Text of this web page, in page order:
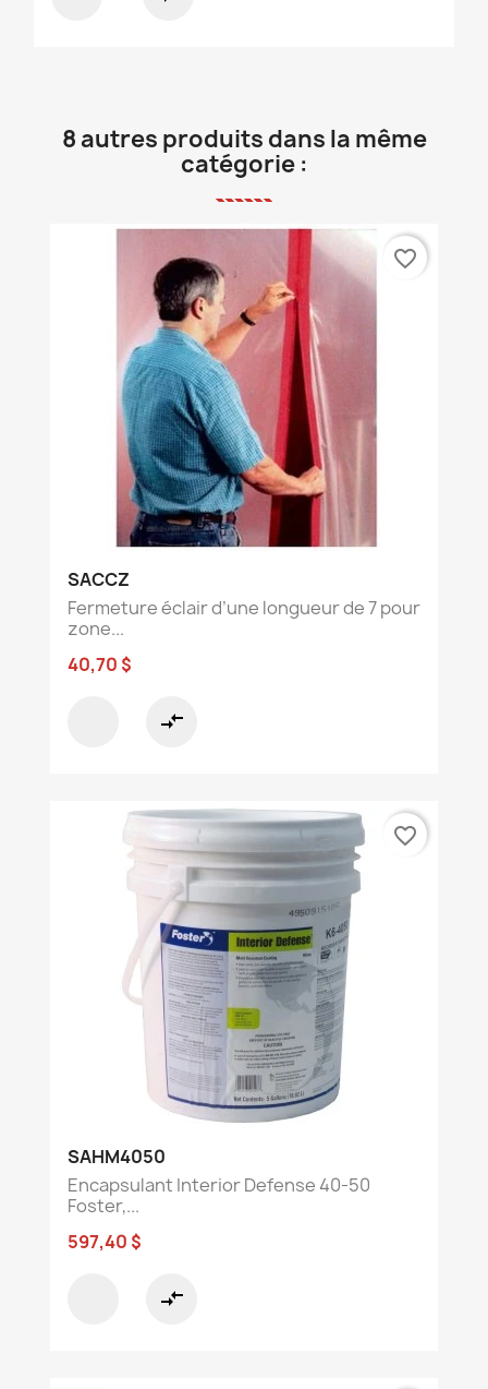
8 autres produits dans la même
catégorie :
SACCZ
Fermeture éclair d’une longueur de 7 pour
zone...
40,70 $
compare_arrows
favorite_border
SAHM4050
Encapsulant Interior Defense 40-50
Foster,...
597,40 $
compare_arrows
favorite_border